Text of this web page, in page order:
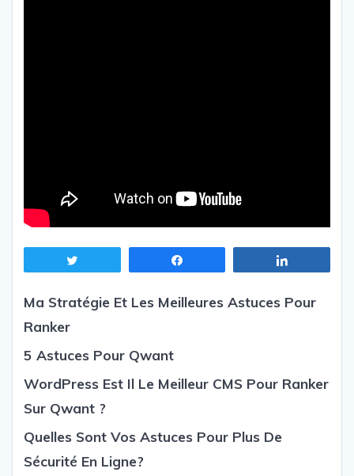
Ma Stratégie Et Les Meilleures Astuces Pour
Ranker
5 Astuces Pour Qwant
WordPress Est Il Le Meilleur CMS Pour Ranker
Sur Qwant ?
Quelles Sont Vos Astuces Pour Plus De
Sécurité En Ligne?